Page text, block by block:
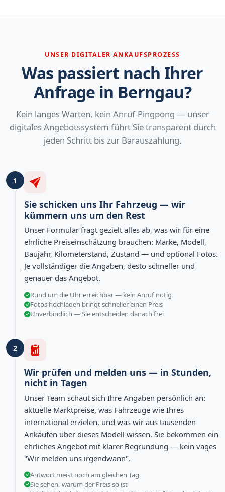
UNSER DIGITALER ANKAUFSPROZESS
Was passiert nach Ihrer
Anfrage in Berngau?
Kein langes Warten, kein Anruf-Pingpong — unser
digitales Angebotssystem führt Sie transparent durch
jeden Schritt bis zur Barauszahlung.
1
Sie schicken uns Ihr Fahrzeug — wir
kümmern uns um den Rest
Unser Formular fragt gezielt alles ab, was wir für eine
ehrliche Preiseinschätzung brauchen: Marke, Modell,
Baujahr, Kilometerstand, Zustand — und optional Fotos.
Je vollständiger die Angaben, desto schneller und
genauer das Angebot.
Rund um die Uhr erreichbar — kein Anruf nötig
Fotos hochladen bringt schneller einen Preis
Unverbindlich — Sie entscheiden danach frei
2
Wir prüfen und melden uns — in Stunden,
nicht in Tagen
Unser Team schaut sich Ihre Angaben persönlich an:
aktuelle Marktpreise, was Fahrzeuge wie Ihres
international erzielen, und was wir aus tausenden
Ankäufen über dieses Modell wissen. Sie bekommen ein
ehrliches Angebot mit klarer Begründung — kein vages
"Wir melden uns irgendwann".
Antwort meist noch am gleichen Tag
Sie sehen, warum der Preis so ist